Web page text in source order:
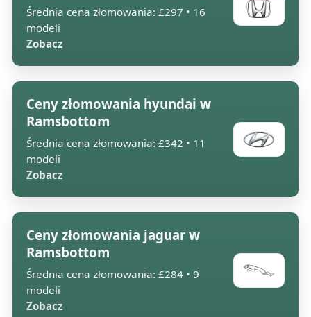
Średnia cena złomowania: £297 • 16
modeli
Zobacz
Ceny złomowania hyundai w
Ramsbottom
Średnia cena złomowania: £342 • 11
modeli
Zobacz
Ceny złomowania jaguar w
Ramsbottom
Średnia cena złomowania: £284 • 9
modeli
Zobacz